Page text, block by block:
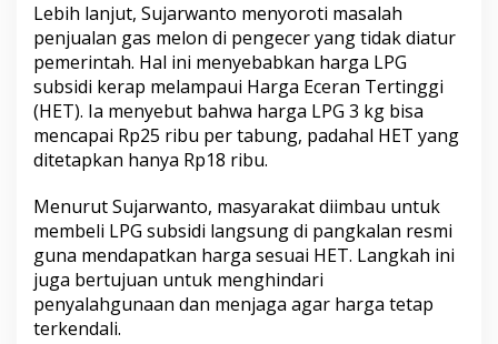
Lebih lanjut, Sujarwanto menyoroti masalah
penjualan gas melon di pengecer yang tidak diatur
pemerintah. Hal ini menyebabkan harga LPG
subsidi kerap melampaui Harga Eceran Tertinggi
(HET). Ia menyebut bahwa harga LPG 3 kg bisa
mencapai Rp25 ribu per tabung, padahal HET yang
ditetapkan hanya Rp18 ribu.
Menurut Sujarwanto, masyarakat diimbau untuk
membeli LPG subsidi langsung di pangkalan resmi
guna mendapatkan harga sesuai HET. Langkah ini
juga bertujuan untuk menghindari
penyalahgunaan dan menjaga agar harga tetap
terkendali.